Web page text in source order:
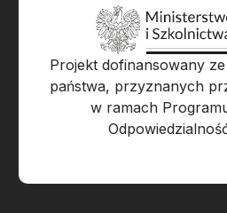
Projekt dofinansowany
państwa, przyznanych
w ramach